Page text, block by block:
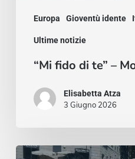
Europa Gioventù idente
Ultime notizie
“Mi fido di te” –
Elisabetta Atza
3 Giugno 2026
Sanare